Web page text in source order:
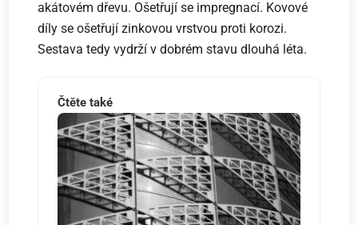
akátovém dřevu. Ošetřují se impregnací. Kovové
díly se ošetřují zinkovou vrstvou proti korozi.
Sestava tedy vydrží v dobrém stavu dlouhá léta.
Čtěte také